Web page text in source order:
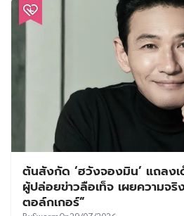
ต้นสังกัด ‘ฮวังจองมิน’ แถลงเ
ผู้ปล่อยข่าวลือเท็จ เผยความจ
ตอล์กเกอร์”